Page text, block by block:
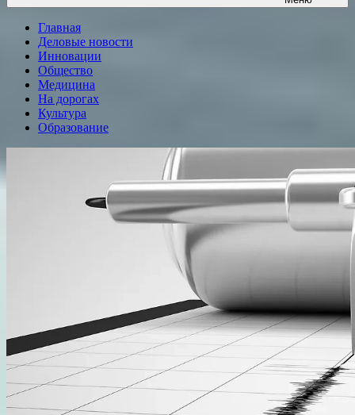
Главная
Деловые новости
Инновации
Общество
Медицина
На дорогах
Культура
Образование